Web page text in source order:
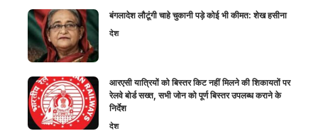
बंगलादेश लौटूंगी चाहे चुकानी पड़े कोई भी कीमत: शेख हसीना
देश
आरएसी यात्रियों को बिस्तर किट नहीं मिलने की शिकायतों पर
रेलवे बोर्ड सख्त, सभी जोन को पूर्ण बिस्तर उपलब्ध कराने के
निर्देश
देश